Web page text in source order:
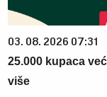
03. 08. 2026 07:31
25.000 kupaca
više